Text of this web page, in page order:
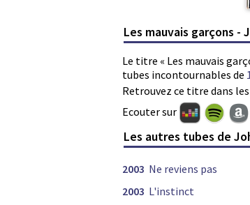
Les mauvais garçons -
Le titre « Les mauvais
tubes incontournables de
Retrouvez ce titre dans
Ecouter sur
Les autres tubes de
2003 Ne reviens pas
2003 L'instinct